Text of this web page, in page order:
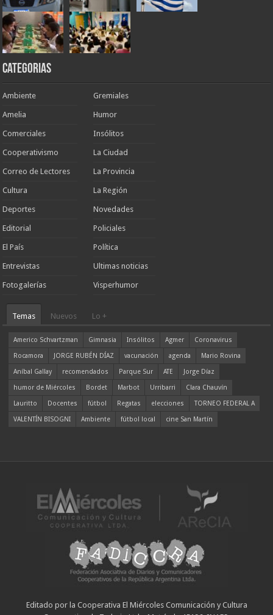
Categorias
Ambiente
Amelia
Comerciales
Cooperativismo
Correo de Lectores
Cultura
Deportes
Editorial
El País
Entrevistas
Fotogalerías
Gremiales
Humor
Insólitos
La Ciudad
La Provincia
La Región
Novedades
Policiales
Política
Ultimas noticias
Visperhumor
Temas Nuevos Lo +
Americo Schvartzman Gimnasia Insólitos Agmer
Coronavirus
Rocamora
JORGE RUBÉN DÍAZ vacunación agenda
Mario Rovina
Aníbal Gallay
recomendados Parque Sur ATE
Jorge Díaz
humor de Miércoles
Bordet Marbot Urribarri
Clara Chauvín
Lauritto
Docentes fútbol Regatas elecciones
TORNEO FEDERAL A
VALENTÍN BISOGNI
Ambiente fútbol local cine San Martín
Editado por la Cooperativa El Miércoles Comunicación y Cultura